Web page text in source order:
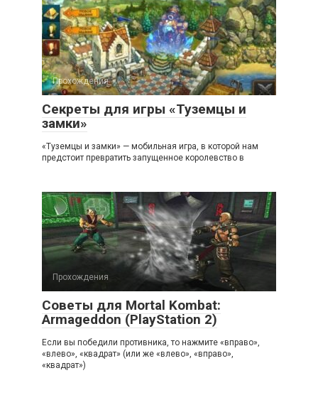
Прохождения
Секреты для игры «Туземцы и
замки»
«Туземцы и замки» — мобильная игра, в которой нам
предстоит превратить запущенное королевство в
Прохождения
Советы для Mortal Kombat:
Armageddon (PlayStation 2)
Если вы победили противника, то нажмите «вправо»,
«влево», «квадрат» (или же «влево», «вправо»,
«квадрат»)